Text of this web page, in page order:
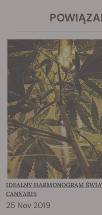
IDEALNY HARMONOGRAM
CANNABIS
25 Nov 2019